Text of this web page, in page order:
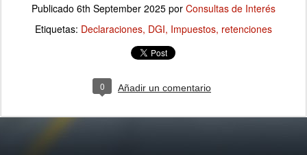
Publicado 6th September 2025 por Consultas de Interés
Etiquetas: Declaraciones DGI Impuestos retenciones
0 Añadir un comentario